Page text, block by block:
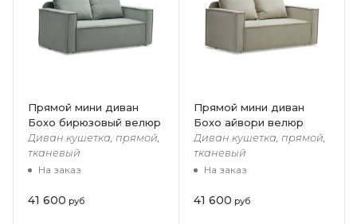
Прямой мини диван
Бохо бирюзовый велюр
Диван кушетка, прямой,
тканевый
На заказ
41 600 руб
Прямой мини диван
Бохо айвори велюр
Диван кушетка, прямой,
тканевый
На заказ
41 600 руб